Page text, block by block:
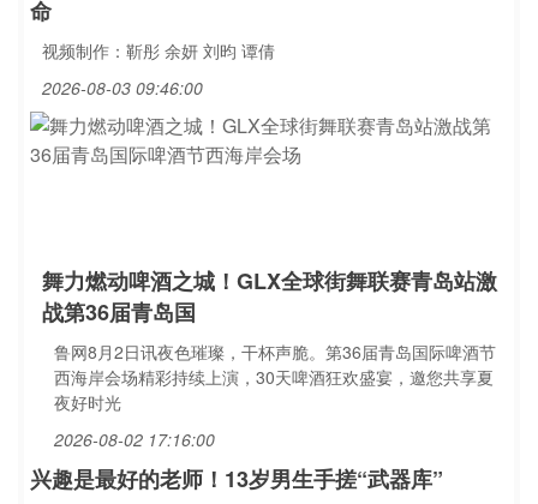
命
视频制作：靳彤 余妍 刘昀 谭倩
2026-08-03 09:46:00
舞力燃动啤酒之城！GLX全球街舞联赛青岛站激
战第36届青岛国
鲁网8月2日讯夜色璀璨，干杯声脆。第36届青岛国际啤酒节
西海岸会场精彩持续上演，30天啤酒狂欢盛宴，邀您共享夏
夜好时光
2026-08-02 17:16:00
兴趣是最好的老师！13岁男生手搓“武器库”